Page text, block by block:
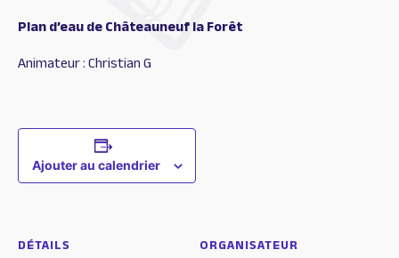
Plan d’eau de Châteauneuf la Forêt
Animateur : Christian G
Ajouter au calendrier
DÉTAILS ORGANISATEUR